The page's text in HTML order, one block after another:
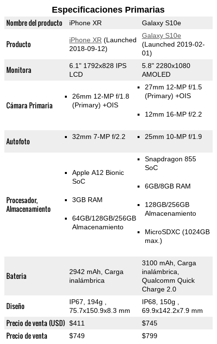
Especificaciones Primarias
Nombre del producto iPhone XR Galaxy S10e
Producto iPhone XR (Launched
2018-09-12)
Galaxy S10e
(Launched 2019-02-
01)
Monitora
6.1" 1792x828 IPS
LCD
5.8" 2280x1080
AMOLED
Cámara Primaria
26mm 12-MP f/1.8
(Primary) +OIS
27mm 12-MP f/1.5
(Primary) +OIS
12mm 16-MP f/2.2
Autofoto 32mm 7-MP f/2.2 25mm 10-MP f/1.9
Procesador,
Almacenamiento
Apple A12 Bionic
SoC
3GB RAM
64GB/128GB/256GB
Almacenamiento
Snapdragon 855
SoC
6GB/8GB RAM
128GB/256GB
Almacenamiento
MicroSDXC (1024GB
max.)
Bateria
2942 mAh, Carga
inalámbrica
3100 mAh, Carga
inalámbrica,
Qualcomm Quick
Charge 2.0
Diseño IP67, 194g
75.7x150.9x8.3 mm
IP68, 150g
69.9x142.2x7.9 mm
Precio de venta (USD) $411 $745
Precio de venta $749 $799